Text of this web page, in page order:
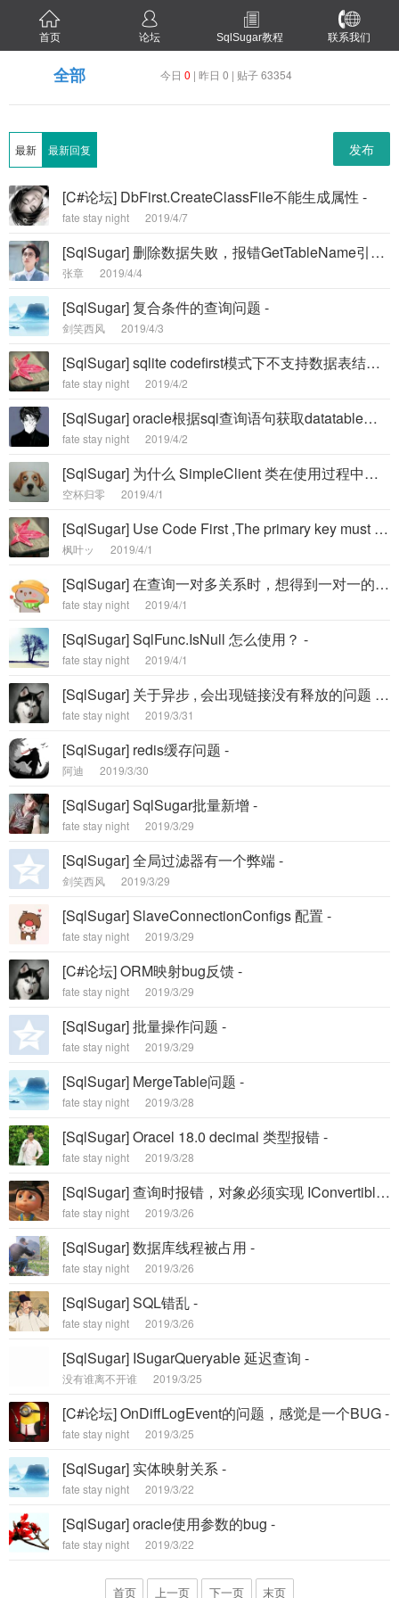
首页 论坛 SqlSugar教程 联系我们
全部 今日 0 | 昨日 0 | 贴子 63354
最新 最新回复 发布
[C#论坛] DbFirst.CreateClassFile不能生成属性 -
fate stay night 2019/4/7
[SqlSugar] 删除数据失败，报错GetTableName引发了类型system.NullReferenceException -
张章 2019/4/4
[SqlSugar] 复合条件的查询问题 -
剑笑西风 2019/4/3
[SqlSugar] sqlite codefirst模式下不支持数据表结构更新吗？ -
fate stay night 2019/4/2
[SqlSugar] oracle根据sql查询语句获取datatable【Ado.GetDataTable(sql)】，数据库值不能为空 -
fate stay night 2019/4/2
[SqlSugar] 为什么 SimpleClient 类在使用过程中找不到 -
空杯归零 2019/4/1
[SqlSugar] Use Code First ,The primary key must not exceed 1 -
枫叶ッ 2019/4/1
[SqlSugar] 在查询一对多关系时，想得到一对一的数据怎么实现 -
fate stay night 2019/4/1
[SqlSugar] SqlFunc.IsNull 怎么使用？ -
fate stay night 2019/4/1
[SqlSugar] 关于异步 , 会出现链接没有释放的问题 , 有人知道是什么情况么? -
fate stay night 2019/3/31
[SqlSugar] redis缓存问题 -
阿迪 2019/3/30
[SqlSugar] SqlSugar批量新增 -
fate stay night 2019/3/29
[SqlSugar] 全局过滤器有一个弊端 -
剑笑西风 2019/3/29
[SqlSugar] SlaveConnectionConfigs 配置 -
fate stay night 2019/3/29
[C#论坛] ORM映射bug反馈 -
fate stay night 2019/3/29
[SqlSugar] 批量操作问题 -
fate stay night 2019/3/29
[SqlSugar] MergeTable问题 -
fate stay night 2019/3/28
[SqlSugar] Oracel 18.0 decimal 类型报错 -
fate stay night 2019/3/28
[SqlSugar] 查询时报错，对象必须实现 IConvertible -
fate stay night 2019/3/26
[SqlSugar] 数据库线程被占用 -
fate stay night 2019/3/26
[SqlSugar] SQL错乱 -
fate stay night 2019/3/26
[SqlSugar] ISugarQueryable 延迟查询 -
没有谁离不开谁 2019/3/25
[C#论坛] OnDiffLogEvent的问题，感觉是一个BUG -
fate stay night 2019/3/25
[SqlSugar] 实体映射关系 -
fate stay night 2019/3/22
[SqlSugar] oracle使用参数的bug -
fate stay night 2019/3/22
首页 上一页 下一页 末页